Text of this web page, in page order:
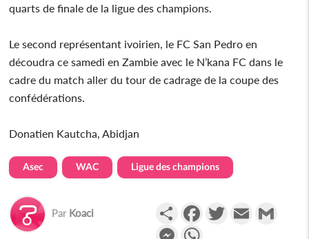
quarts de finale de la ligue des champions.
Le second représentant ivoirien, le FC San Pedro en
découdra ce samedi en Zambie avec le N’kana FC dans le
cadre du match aller du tour de cadrage de la coupe des
confédérations.
Donatien Kautcha, Abidjan
Asec WAC Ligue des champions
Par Koaci PartagerFacebookTwitterEmail
Messenger